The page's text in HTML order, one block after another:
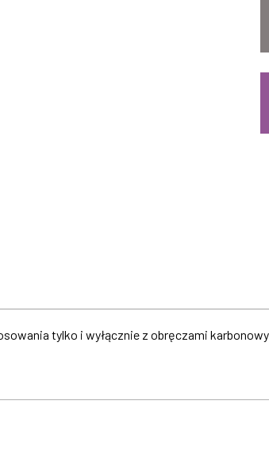
tylko i wyłącznie z obręczami